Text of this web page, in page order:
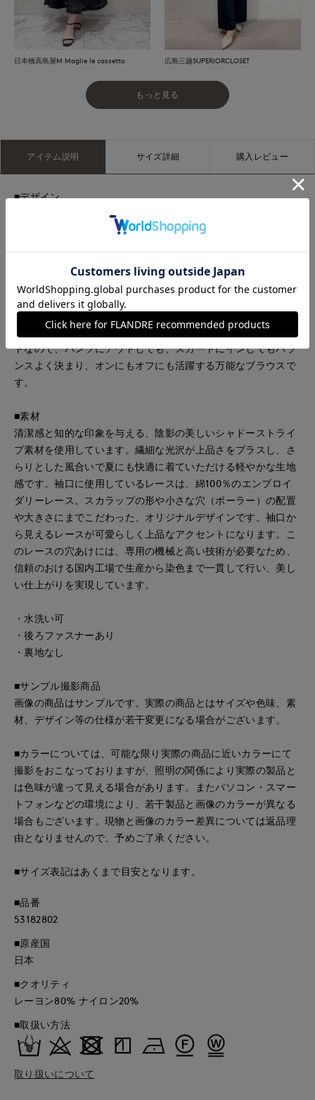
日本橋高島屋M Maglie le cassetto 広島三越SUPERIORCLOSET
もっと見る
アイテム説明 サイズ詳細 購入レビュー
■デザイン
程よく上品な衿ぐりに、繊細な小さめフリルをあしらったフェ
ミニンなデザインが魅力のブラウス。シャドーストライプの程
贅沢に使用。広めの袖口が涼しく快適で、細部までこだわりが
光る一枚です。素材にはレーヨン混のシャドーストライプを使
用し、ひんやりとしたタッチで夏に最適。上品な光沢と軽やか
さが、涼しげで快適な着心地を叶えます。裾広がりのシルエッ
トなので、パンツにアウトしても、スカートにインしてもバラ
ンスよく決まり、オンにもオフにも活躍する万能なブラウスで
す。
■素材
清潔感と知的な印象を与える、陰影の美しいシャドーストライ
プ素材を使用しています。繊細な光沢が上品さをプラスし、さ
らりとした風合いで夏にも快適に着ていただける軽やかな生地
感です。袖口に使用しているレースは、綿100％のエンブロイ
ダリーレース。スカラップの形や小さな穴（ボーラー）の配置
や大きさにまでこだわった、オリジナルデザインです。袖口か
ら見えるレースが可愛らしく上品なアクセントになります。こ
のレースの穴あけには、専用の機械と高い技術が必要なため、
信頼のおける国内工場で生産から染色まで一貫して行い、美し
い仕上がりを実現しています。
・水洗い可
・後ろファスナーあり
・裏地なし
■サンプル撮影商品
画像の商品はサンプルです。実際の商品とはサイズや色味、素
材、デザイン等の仕様が若干変更になる場合がございます。
■カラーについては、可能な限り実際の商品に近いカラーにて
撮影をおこなっておりますが、照明の関係により実際の製品と
は色味が違って見える場合があります。またパソコン・スマー
トフォンなどの環境により、若干製品と画像のカラーが異なる
場合もございます。現物と画像のカラー差異については返品理
由となりませんので、予めご了承ください。
■サイズ表記はあくまで目安となります。
■品番
53182802
■原産国
日本
■クオリティ
レーヨン80% ナイロン20%
■取扱い方法
取り扱いについて